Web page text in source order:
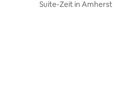
Suite-Zeit in Amherst